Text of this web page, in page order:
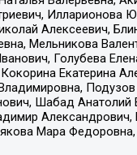
Илларионова
Алексеевич,
Мельникова
Голубева
Екатерина
Подузов
Шабад Анатолий
Александрович,
Мара